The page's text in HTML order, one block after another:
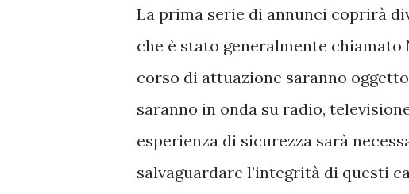
La prima serie di annunci coprirà
che è stato generalmente chiamato
corso di attuazione saranno
saranno in onda su radio,
esperienza di sicurezza sarà
salvaguardare l’integrità di questi